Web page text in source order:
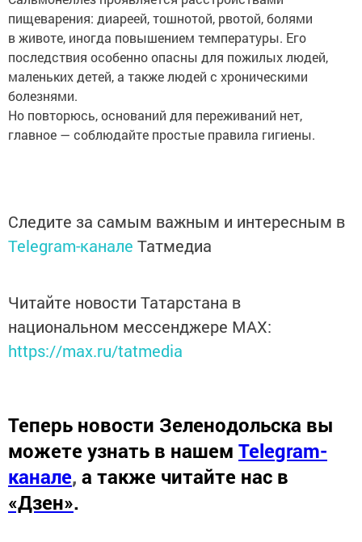
пищеварения: диареей, тошнотой, рвотой, болями
в животе, иногда повышением температуры. Его
последствия особенно опасны для пожилых людей,
маленьких детей, а также людей с хроническими
болезнями.
Но повторюсь, оснований для переживаний нет,
главное — соблюдайте простые правила гигиены.
Следите за самым важным и интересным в
Telegram-канале Татмедиа
Читайте новости Татарстана в
национальном мессенджере MАХ:
https://max.ru/tatmedia
Теперь новости Зеленодольска вы
можете узнать в нашем Telegram-
канале, а также читайте нас в
«Дзен».